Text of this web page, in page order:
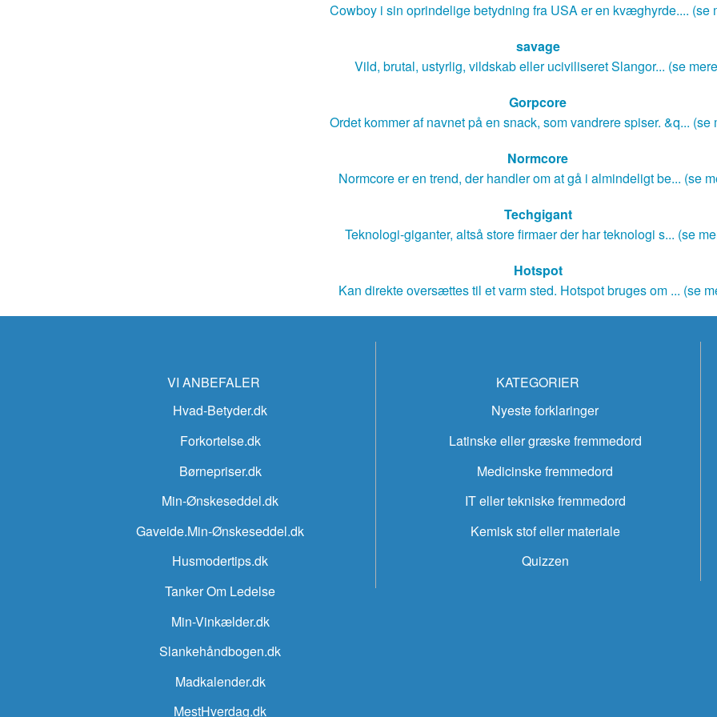
Cowboy i sin oprindelige betydning fra USA er en kvæghyrde.... (se
savage
Vild, brutal, ustyrlig, vildskab eller uciviliseret Slangor... (se
Gorpcore
Ordet kommer af navnet på en snack, som vandrere spiser. &q... (se
Normcore
Normcore er en trend, der handler om at gå i almindeligt be... (se
Techgigant
Teknologi-giganter, altså store firmaer der har teknologi s... (se
Hotspot
Kan direkte oversættes til et varm sted. Hotspot bruges om ... (se
VI ANBEFALER
Hvad-Betyder.dk
Forkortelse.dk
Børnepriser.dk
Min-Ønskeseddel.dk
Gaveide.Min-Ønskeseddel.dk
Husmodertips.dk
Tanker Om Ledelse
Min-Vinkælder.dk
Slankehåndbogen.dk
Madkalender.dk
MestHverdag.dk
KATEGORIER
Nyeste forklaringer
Latinske eller græske fremmedord
Medicinske fremmedord
IT eller tekniske fremmedord
Kemisk stof eller materiale
Quizzen